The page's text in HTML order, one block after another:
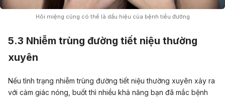
Hôi miệng cũng có thể là dấu hiệu của bệnh tiểu đường
5.3 Nhiễm trùng đường tiết niệu thường
xuyên
Nếutình trạng nhiễm trùng đường tiết niệu thường xuyên xảy ra
với cảm giác nóng, buốt thì nhiều khả năng bạn đã mắc bệnh